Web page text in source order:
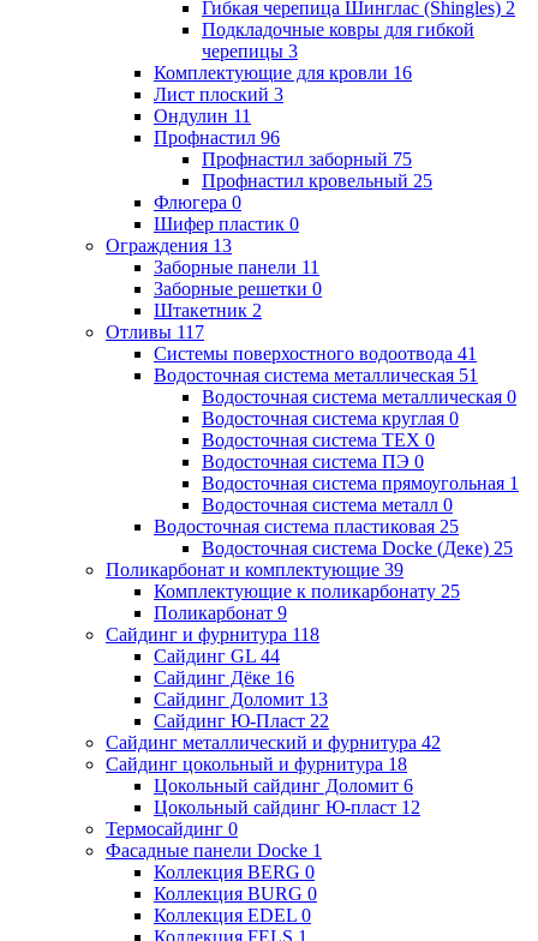
Гибкая черепица Шинглас (Shingles) 2
Подкладочные ковры для гибкой
черепицы 3
Комплектующие для кровли 16
Лист плоский 3
Ондулин 11
Профнастил 96
Профнастил заборный 75
Профнастил кровельный 25
Флюгера 0
Шифер пластик 0
Ограждения 13
Заборные панели 11
Заборные решетки 0
Штакетник 2
Отливы 117
Системы поверхостного водоотвода 41
Водосточная система металлическая 51
Водосточная система металлическая 0
Водосточная система круглая 0
Водосточная система ТЕХ 0
Водосточная система ПЭ 0
Водосточная система прямоугольная 1
Водосточная система металл 0
Водосточная система пластиковая 25
Водосточная система Docke (Деке) 25
Поликарбонат и комплектующие 39
Комплектующие к поликарбонату 25
Поликарбонат 9
Сайдинг и фурнитура 118
Сайдинг GL 44
Сайдинг Дёке 16
Сайдинг Доломит 13
Сайдинг Ю-Пласт 22
Сайдинг металлический и фурнитура 42
Сайдинг цокольный и фурнитура 18
Цокольный сайдинг Доломит 6
Цокольный сайдинг Ю-пласт 12
Термосайдинг 0
Фасадные панели Docke 1
Коллекция BERG 0
Коллекция BURG 0
Коллекция EDEL 0